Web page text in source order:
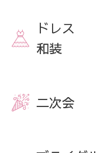
ドレス
和装
二次会